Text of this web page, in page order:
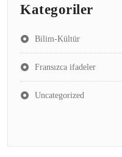
Kategoriler
Bilim-Kültür
Fransızca ifadeler
Uncategorized